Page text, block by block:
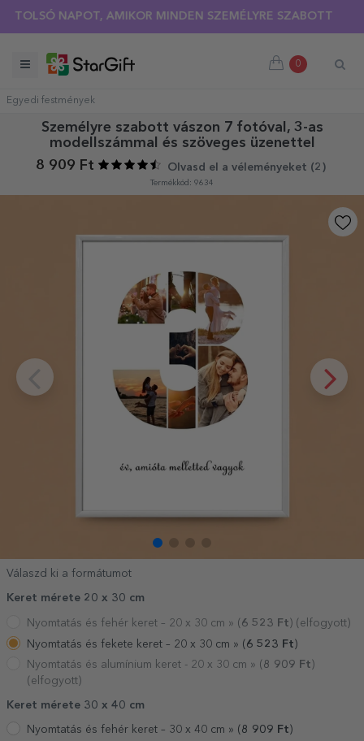
NAPOT, AMIKOR MINDEN SZEMÉLYRE SZABOTT PÓLÓRA
0
Egyedi festmények
Személyre szabott vászon 7 fotóval, 3-as
modellszámmal és szöveges üzenettel
8 909 Ft
Olvasd el a véleményeket (2 )
Termékkód: 9634
Válaszd ki a formátumot
Keret mérete 20 x 30 cm
Nyomtatás és fehér keret – 20 x 30 cm » ( 6 523 Ft ) (elfogyott)
Nyomtatás és fekete keret – 20 x 30 cm » (6 523 Ft)
Nyomtatás és alumínium keret - 20 x 30 cm » ( 8 909 Ft)
(elfogyott)
Keret mérete 30 x 40 cm
Nyomtatás és fehér keret – 30 x 40 cm » ( 8 909 Ft )